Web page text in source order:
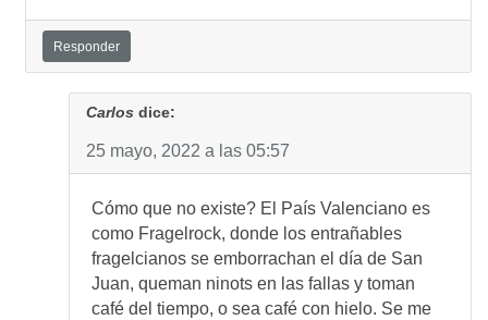
Responder
Carlos dice:
25 mayo, 2022 a las 05:57
Cómo que no existe? El País Valenciano es
como Fragelrock, donde los entrañables
fragelcianos se emborrachan el día de San
Juan, queman ninots en las fallas y toman
café del tiempo, o sea café con hielo. Se me